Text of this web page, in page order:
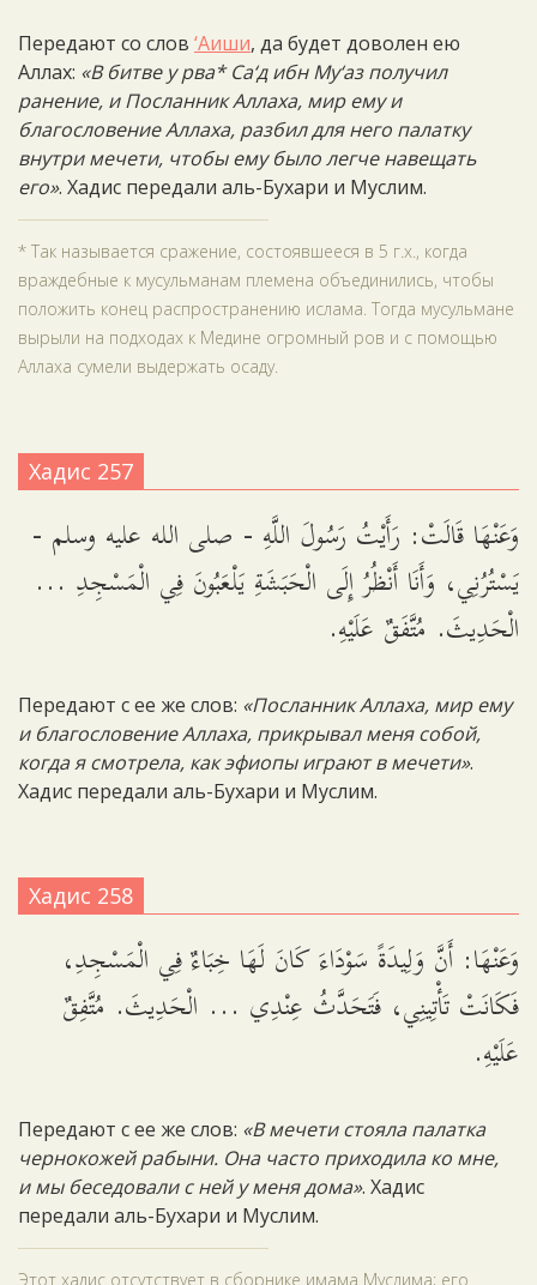
Передают со слов ‘Аиши, да будет доволен ею
Аллах: «В битве у рва* Са‘д ибн Му‘аз получил
ранение, и Посланник Аллаха, мир ему и
благословение Аллаха, разбил для него палатку
внутри мечети, чтобы ему было легче навещать
его». Хадис передали аль-Бухари и Муслим.
* Так называется сражение, состоявшееся в 5 г.х., когда
враждебные к мусульманам племена объединились, чтобы
положить конец распространению ислама. Тогда мусульмане
вырыли на подходах к Медине огромный ров и с помощью
Аллаха сумели выдержать осаду.
Хадис 257
وَعَنْهَا قَالَتْ: رَأَيْتُ رَسُولَ اللَّهِ - صلى الله عليه وسلم -
يَسْتُرُنِي، وَأَنَا أَنْظُرُ إِلَى الْحَبَشَةِ يَلْعَبُونَ فِي الْمَسْجِدِ ...
الْحَدِيثَ. مُتَّفَقٌ عَلَيْهِ.
Передают с ее же слов: «Посланник Аллаха, мир ему
и благословение Аллаха, прикрывал меня собой,
когда я смотрела, как эфиопы играют в мечети».
Хадис передали аль-Бухари и Муслим.
Хадис 258
وَعَنْهَا: أَنَّ وَلِيدَةً سَوْدَاءَ كَانَ لَهَا خِبَاءٌ فِي الْمَسْجِدِ،
فَكَانَتْ تَأْتِينِي، فَتَحَدَّثُ عِنْدِي ... الْحَدِيثَ. مُتَّفِقٌ
عَلَيْهِ.
Передают с ее же слов: «В мечети стояла палатка
чернокожей рабыни. Она часто приходила ко мне,
и мы беседовали с ней у меня дома». Хадис
передали аль-Бухари и Муслим.
Этот хадис отсутствует в сборнике имама Муслима; его